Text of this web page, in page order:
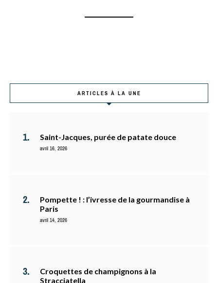
ARTICLES À LA UNE
Saint-Jacques, purée de patate douce
avril 16, 2026
Pompette ! : l’ivresse de la gourmandise à
Paris
avril 14, 2026
Croquettes de champignons à la
Stracciatella